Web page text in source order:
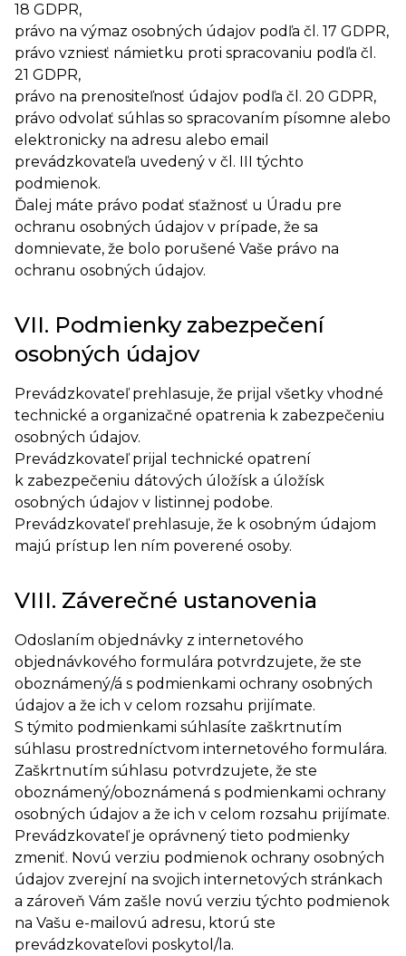
18 GDPR,
právo na výmaz osobných údajov podľa čl. 17 GDPR,
právo vzniesť námietku proti spracovaniu podľa čl.
21 GDPR,
právo na prenositeľnosť údajov podľa čl. 20 GDPR,
právo odvolať súhlas so spracovaním písomne alebo
elektronicky na adresu alebo email
prevádzkovateľa uvedený v čl. III týchto
podmienok.
Ďalej máte právo podať sťažnosť u Úradu pre
ochranu osobných údajov v prípade, že sa
domnievate, že bolo porušené Vaše právo na
ochranu osobných údajov.
VII. Podmienky zabezpečení
osobných údajov
Prevádzkovateľ prehlasuje, že prijal všetky vhodné
technické a organizačné opatrenia k zabezpečeniu
osobných údajov.
Prevádzkovateľ prijal technické opatrení
k zabezpečeniu dátových úložísk a úložísk
osobných údajov v listinnej podobe.
Prevádzkovateľ prehlasuje, že k osobným údajom
majú prístup len ním poverené osoby.
VIII. Záverečné ustanovenia
Odoslaním objednávky z internetového
objednávkového formulára potvrdzujete, že ste
oboznámený/á s podmienkami ochrany osobných
údajov a že ich v celom rozsahu prijímate.
S týmito podmienkami súhlasíte zaškrtnutím
súhlasu prostredníctvom internetového formulára.
Zaškrtnutím súhlasu potvrdzujete, že ste
oboznámený/oboznámená s podmienkami ochrany
osobných údajov a že ich v celom rozsahu prijímate.
Prevádzkovateľ je oprávnený tieto podmienky
zmeniť. Novú verziu podmienok ochrany osobných
údajov zverejní na svojich internetových stránkach
a zároveň Vám zašle novú verziu týchto podmienok
na Vašu e-mailovú adresu, ktorú ste
prevádzkovateľovi poskytol/la.